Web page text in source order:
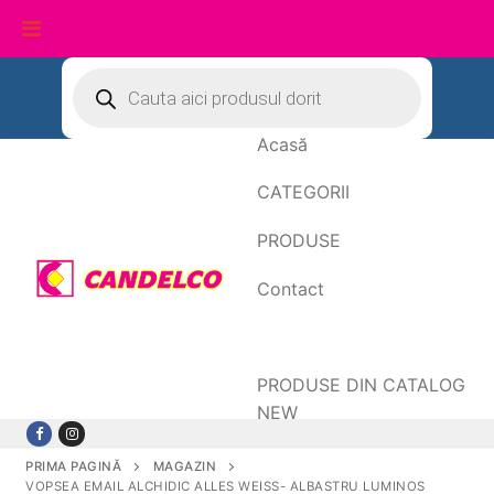
conținut
search
Acasă
CATEGORII
PRODUSE
Contact
PRODUSE DIN CATALOG
NEW
PRIMA PAGINĂ
MAGAZIN
VOPSEA EMAIL ALCHIDIC ALLES WEISS- ALBASTRU LUMINOS